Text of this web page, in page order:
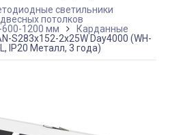
светильники
потолков
600-1200 мм
Карданные
S283x152-2x25W Day4000 (WH-
IP20 Металл, 3 года)